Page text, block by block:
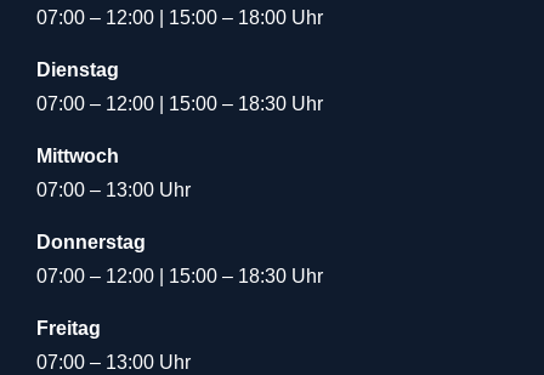
07:00 – 12:00 | 15:00 – 18:00 Uhr
Dienstag
07:00 – 12:00 | 15:00 – 18:30 Uhr
Mittwoch
07:00 – 13:00 Uhr
Donnerstag
07:00 – 12:00 | 15:00 – 18:30 Uhr
Freitag
07:00 – 13:00 Uhr